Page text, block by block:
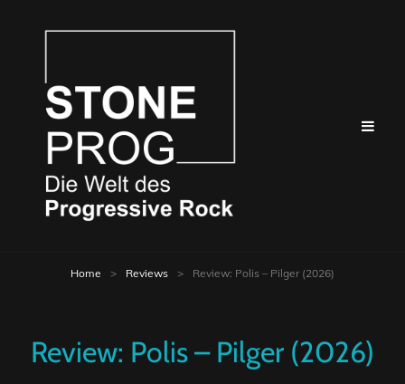
Home > Reviews > Review: Polis – Pilger (2026)
Review: Polis – Pilger (2026)